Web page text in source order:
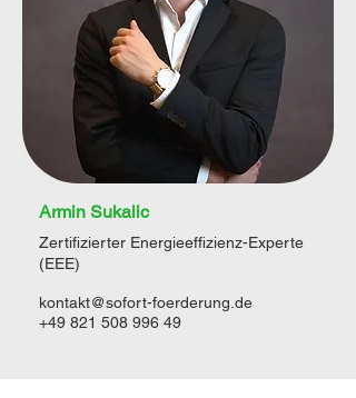
Armin Sukalic
Zertifizierter Energieeffizienz-Experte
(EEE)
kontakt@sofort-foerderung.de
+49 821 508 996 49